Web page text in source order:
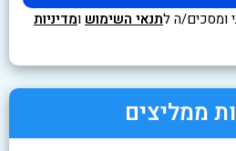
ומסכים/ה לתנאי השימוש ומדיניות
ממליצים